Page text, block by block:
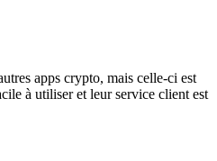
apps crypto, mais celle-ci est
à utiliser et leur service client est